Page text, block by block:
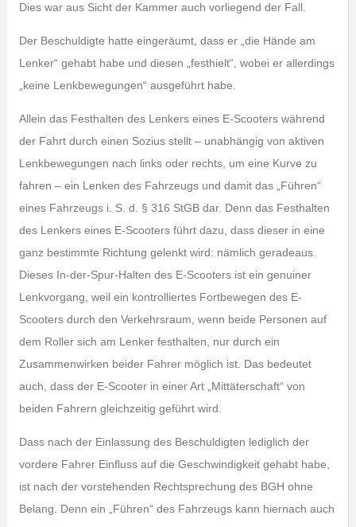
Dies war aus Sicht der Kammer auch vorliegend der Fall.
Der Beschuldigte hatte eingeräumt, dass er „die Hände am
Lenker“ gehabt habe und diesen „festhielt“, wobei er allerdings
„keine Lenkbewegungen“ ausgeführt habe.
Allein das Festhalten des Lenkers eines E-Scooters während
der Fahrt durch einen Sozius stellt – unabhängig von aktiven
Lenkbewegungen nach links oder rechts, um eine Kurve zu
fahren – ein Lenken des Fahrzeugs und damit das „Führen“
eines Fahrzeugs i. S. d. § 316 StGB dar. Denn das Festhalten
des Lenkers eines E-Scooters führt dazu, dass dieser in eine
ganz bestimmte Richtung gelenkt wird: nämlich geradeaus.
Dieses In-der-Spur-Halten des E-Scooters ist ein genuiner
Lenkvorgang, weil ein kontrolliertes Fortbewegen des E-
Scooters durch den Verkehrsraum, wenn beide Personen auf
dem Roller sich am Lenker festhalten, nur durch ein
Zusammenwirken beider Fahrer möglich ist. Das bedeutet
auch, dass der E-Scooter in einer Art „Mittäterschaft“ von
beiden Fahrern gleichzeitig geführt wird.
Dass nach der Einlassung des Beschuldigten lediglich der
vordere Fahrer Einfluss auf die Geschwindigkeit gehabt habe,
ist nach der vorstehenden Rechtsprechung des BGH ohne
Belang. Denn ein „Führen“ des Fahrzeugs kann hiernach auch